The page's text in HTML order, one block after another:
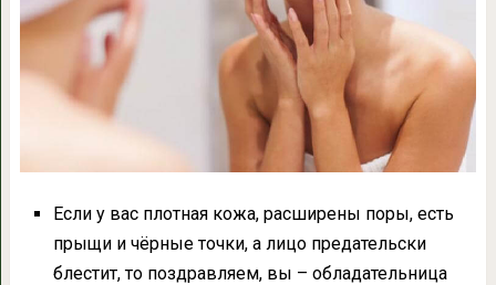
Если у вас плотная кожа, расширены поры, есть
прыщи и чёрные точки, а лицо предательски
блестит, то поздравляем, вы – обладательница